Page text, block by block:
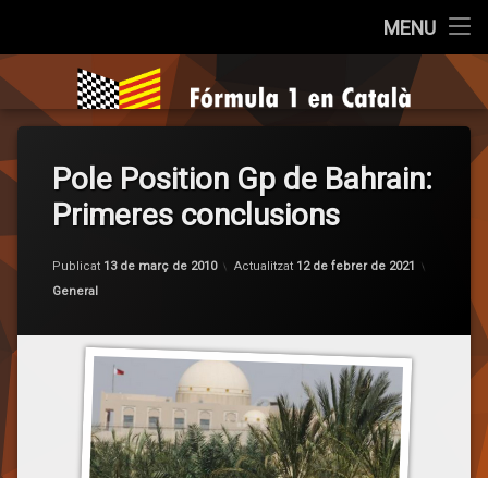
MENU
Qui som?
Cròniques
La Pregunta
Entrevistes
Sèries
Salta
al
contingut
Fórmula 1
Pole Position Gp de Bahrain:
Primeres conclusions
Publicat 13 de març de 2010 Actualitzat 12 de febrer de 2021
Categories:
General